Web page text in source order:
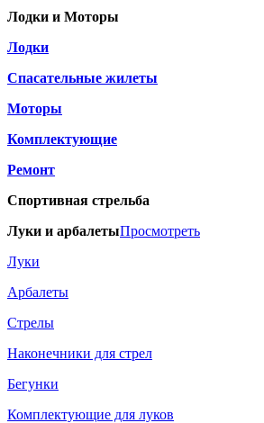
Лодки и Моторы
Лодки
Спасательные жилеты
Моторы
Комплектующие
Ремонт
Спортивная стрельба
Луки и арбалетыПросмотреть
Луки
Арбалеты
Стрелы
Наконечники для стрел
Бегунки
Комплектующие для луков